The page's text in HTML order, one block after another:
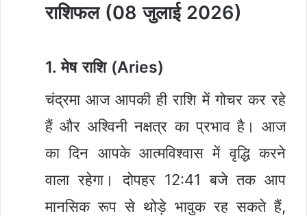
राशिफल (08 जुलाई 2026)
1. मेष राशि (Aries)
चंद्रमा आज आपकी ही राशि में गोचर कर रहे
हैं और अश्विनी नक्षत्र का प्रभाव है। आज
का दिन आपके आत्मविश्वास में वृद्धि करने
वाला रहेगा। दोपहर 12:41 बजे तक आप
मानसिक रूप से थोड़े भावुक रह सकते हैं,